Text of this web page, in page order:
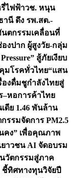
ไฟฟ้าวช. หนุน
านี ดึง รพ.สต.-
ตกรรมเคลื่อนที่
งปาก ผู้สูงวัย-กลุ่ม
สู้ภัยเงียบ
มโรคทั่วไทย“แสน
องดื่มชูกำลังไทยสู่
–หอการค้าไทย
ดีย 1.46 พันล้าน
รรมจัดการ PM2.5
คง” เพื่อคุณภาพ
ยาวชน AI จัดอบรม
วัตกรรมสู่ภาค
ชี้ทิศทางทุนวิจัยปี